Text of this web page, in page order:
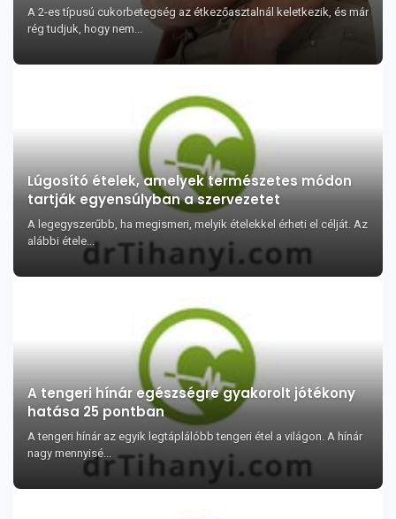
A 2-es típusú cukorbetegség az étkezőasztalnál keletkezik, és már
rég tudjuk, hogy nem...
Lúgosító ételek, amelyek természetes módon
tartják egyensúlyban a szervezetet
A legegyszerűbb, ha megismeri, melyik ételekkel érheti el célját. Az
alábbi étele...
A tengeri hínár egészségre gyakorolt jótékony
hatása 25 pontban
A tengeri hínár az egyik legtáplálóbb tengeri étel a világon. A hínár
nagy mennyisé...